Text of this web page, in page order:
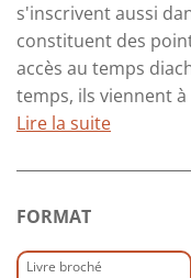
s'inscrivent aussi
constituent des
accès au temps
temps, ils viennent
Lire la suite
FORMAT
Livre broché